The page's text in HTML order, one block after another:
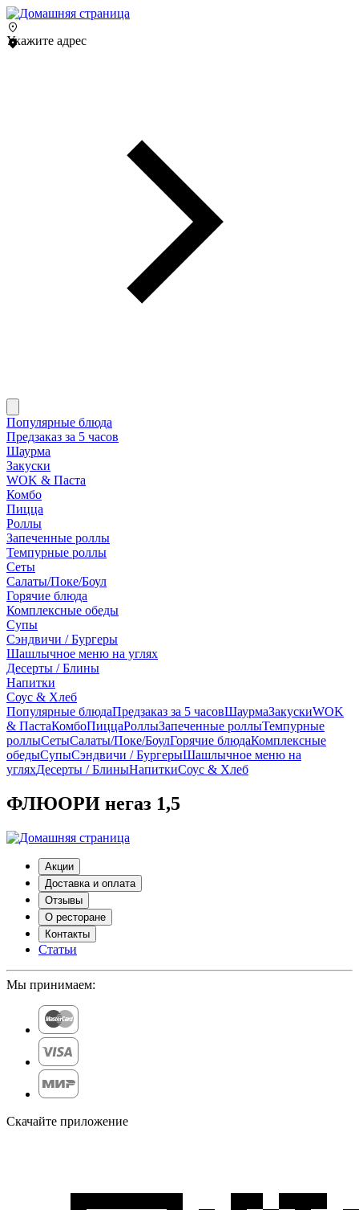
Укажите адрес
Популярные блюда
Предзаказ за 5 часов
Шаурма
Закуски
WOK & Паста
Комбо
Пицца
Роллы
Запеченные роллы
Темпурные роллы
Сеты
Cалаты/Поке/Боул
Горячие блюда
Комплексные обеды
Супы
Сэндвичи / Бургеры
Шашлычное меню на углях
Десерты / Блины
Напитки
Соус & Хлеб
Популярные блюдаПредзаказ за 5 часовШаурмаЗакускиWOK
& ПастаКомбоПиццаРоллыЗапеченные роллыТемпурные
роллыСетыCалаты/Поке/БоулГорячие блюдаКомплексные
обедыСупыСэндвичи / БургерыШашлычное меню на
угляхДесерты / БлиныНапиткиСоус & Хлеб
ФЛЮОРИ негаз 1,5
Акции
Доставка и оплата
Отзывы
О ресторане
Контакты
Статьи
Мы принимаем:
Скачайте приложение